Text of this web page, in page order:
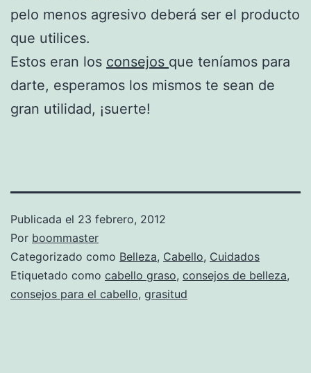
pelo menos agresivo deberá ser el producto
que utilices.
Estos eran los consejos que teníamos para
darte, esperamos los mismos te sean de
gran utilidad, ¡suerte!
Publicada el 23 febrero, 2012
Por boommaster
Categorizado como Belleza, Cabello, Cuidados
Etiquetado como cabello graso, consejos de belleza,
consejos para el cabello, grasitud